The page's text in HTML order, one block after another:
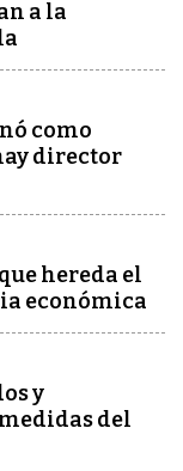
a la
como
director
hereda el
económica
y
del